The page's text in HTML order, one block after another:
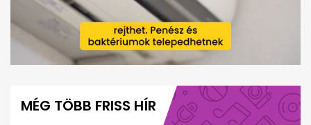
minute,
MÉG TÖBB FRISS HÍR